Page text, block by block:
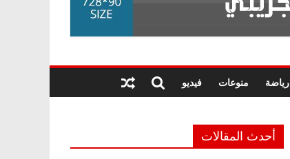
رياضة منوعات فيديو
أحدث المقالات